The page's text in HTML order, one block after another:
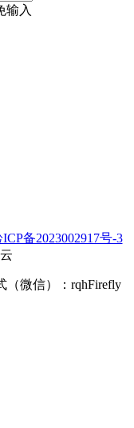
输入
备2023002917号-3
微信）：rqhFirefly